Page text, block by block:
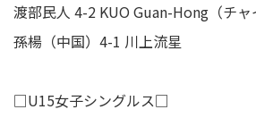
渡部民人 4-2 KUO Guan-Hong（チャ
孫楊（中国）4-1 川上流星
□U15女子シングルス□